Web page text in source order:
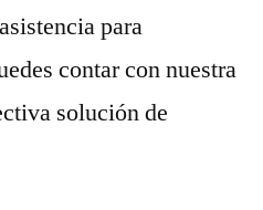
para
contar con nuestra
solución de